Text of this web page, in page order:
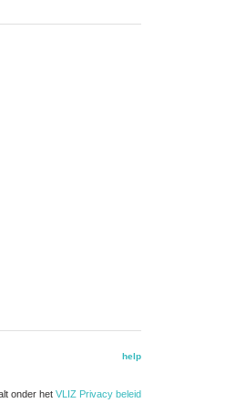
help
onder het VLIZ Privacy beleid